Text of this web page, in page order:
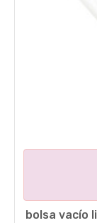
bolsa vacío